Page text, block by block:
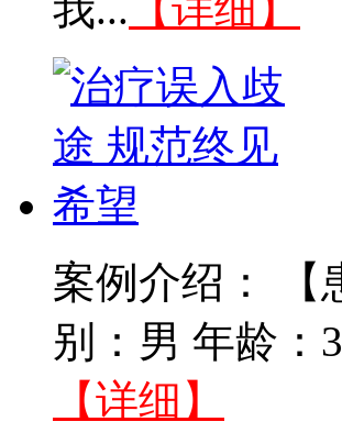
案例介绍： 【
别：男 年龄：
【详细】